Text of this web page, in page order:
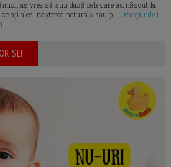
aș vrea să știu dacă cele care au născut la
ce ați ales: nașterea naturală sau p... |Raspunde |
SEF